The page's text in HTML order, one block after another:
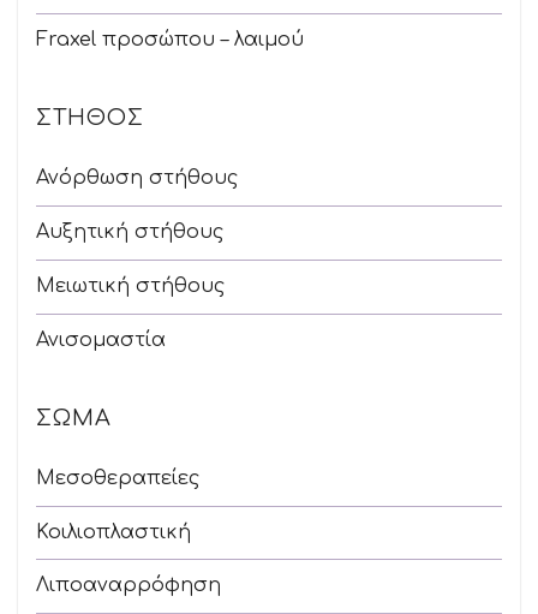
Fraxel προσώπου – λαιμού
ΣΤΉΘΟΣ
Ανόρθωση στήθους
Αυξητική στήθους
Μειωτική στήθους
Ανισομαστία
ΣΏΜΑ
Μεσοθεραπείες
Κοιλιοπλαστική
Λιποαναρρόφηση